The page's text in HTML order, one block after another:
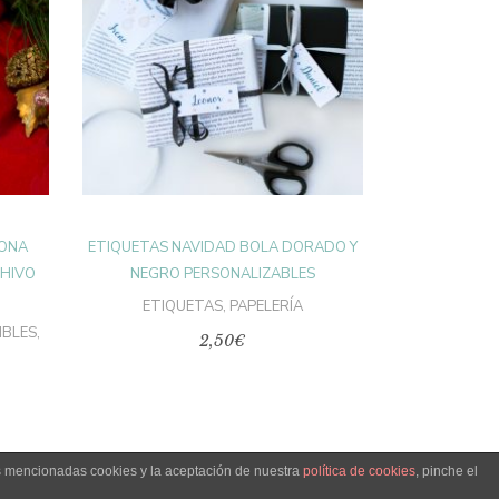
,
AÑADIR AL
CARRITO
ETIQUETAS NAVIDAD BOLA DORADO Y
NEGRO PERSONALIZABLES
ETIQUETAS, PAPELERÍA
2,50€
cookies y la aceptación de nuestra política de cookies, pinche el